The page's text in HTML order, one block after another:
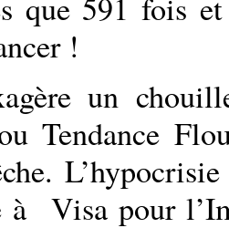
!
un
Tendance
à Visa pour